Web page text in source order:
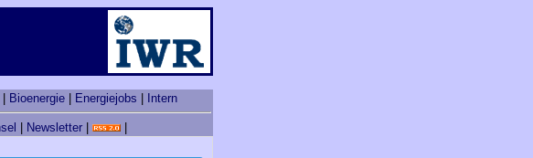
Bioenergie Energiejobs Intern
Newsletter